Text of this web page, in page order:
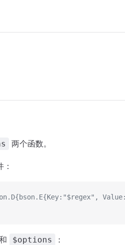
两个函数。
$options ：